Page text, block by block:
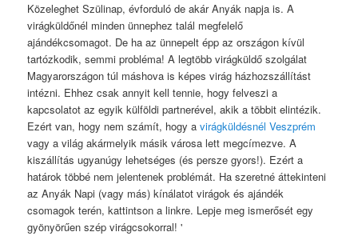
Közeleghet Szülinap, évforduló de akár Anyák napja is. A
virágküldőnél minden ünnephez talál megfelelő
ajándékcsomagot. De ha az ünnepelt épp az országon kívül
tartózkodik, semmi probléma! A legtöbb virágküldő szolgálat
Magyarországon túl máshova is képes virág házhozszállítást
intézni. Ehhez csak annyit kell tennie, hogy felveszi a
kapcsolatot az egyik külföldi partnerével, akik a többit elintézik.
Ezért van, hogy nem számít, hogy avirágküldésnél Veszprém
vagy a világ akármelyik másik városa lett megcímezve. A
kiszállítás ugyanúgy lehetséges (és persze gyors!). Ezért a
határok többé nem jelentenek problémát. Ha szeretné áttekinteni
az Anyák Napi (vagy más) kínálatot virágok és ajándék
csomagok terén, kattintson a linkre. Lepje meg ismerősét egy
gyönyörűen szép virágcsokorral!'